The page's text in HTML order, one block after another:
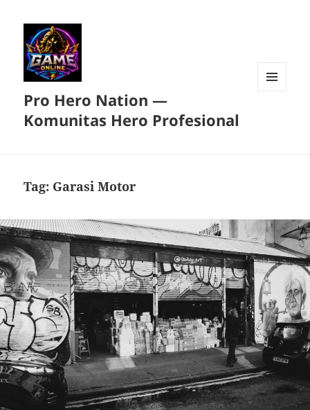
Pro Hero Nation —
Komunitas Hero Profesional
Tag: Garasi Motor